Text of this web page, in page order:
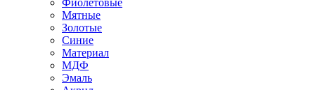
Фиолетовые
Мятные
Золотые
Синие
Материал
МДФ
Эмаль